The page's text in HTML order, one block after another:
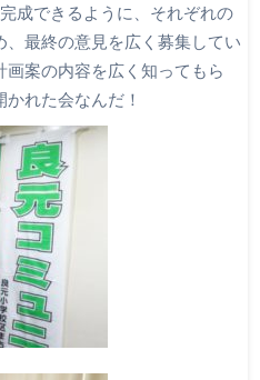
成できるように、それぞれの
、最終の意見を広く募集してい
案の内容を広く知ってもら
れた会なんだ！